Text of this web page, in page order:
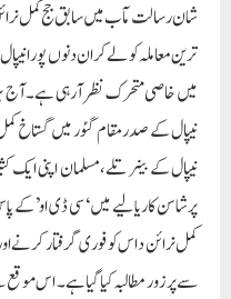
شان رسالت مآب میں سابق جج کمل
ترین معاملہ کو لے کر ان دنوں پورا
نیپال کے صدرمقام گئور میں گستاخ
نیپال کے بینر تلے،مسلمان اپنی
پرشاسن کاریالیے میں ‘سی ڈی
کمل نرائن داس کو فوری گرفتار
سے پرزور مطالبہ کیا گیاہے۔ اس